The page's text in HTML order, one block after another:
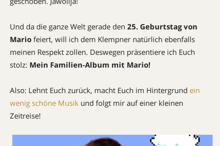
Und da die ganze Welt gerade den 25. Geburtstag von
Mario feiert, will ich dem Klempner natürlich ebenfalls
meinen Respekt zollen. Deswegen präsentiere ich Euch
stolz: Mein Familien-Album mit Mario!
Also: Lehnt Euch zurück, macht Euch im Hintergrund ein
wenig schöne Musik und folgt mir auf einer kleinen
Zeitreise!